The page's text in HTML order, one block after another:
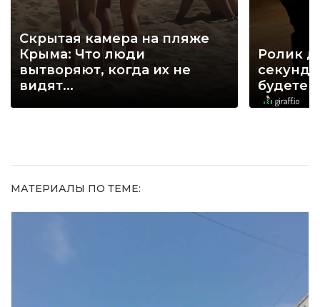
Скрытая камера на пляже
Крыма: Что люди
вытворяют, когда их не
видят...
Ролик
секунд,
будете
МАТЕРИАЛЫ ПО ТЕМЕ: